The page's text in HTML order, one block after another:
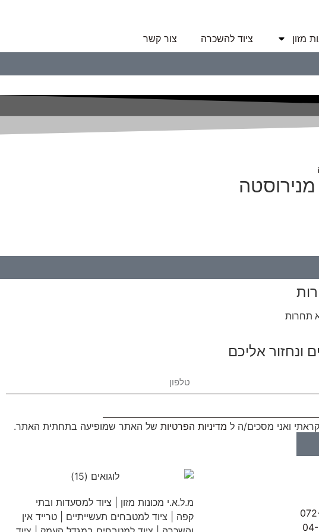
מזון ציוד להשכרה צור קשר
תחרות
ונחזור אליכם
ואני מסכים/ה ל מדיניות הפרטיות של האתר שמופיעה בתחתית האתר.
מ.ל.א.י מכונות מזון | ציוד למסעדות ובתי
קפה | ציוד למטבחים תעשייתיים | טרייד אין